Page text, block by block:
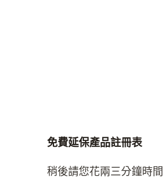
免費延保產品註冊表
稍後請您花兩三分鐘時